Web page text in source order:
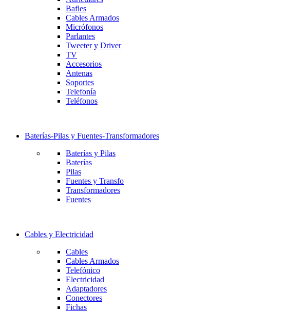
Bafles
Cables Armados
Micrófonos
Parlantes
Tweeter y Driver
TV
Accesorios
Antenas
Soportes
Telefonía
Teléfonos
Baterías-Pilas y Fuentes-Transformadores
Baterías y Pilas
Baterías
Pilas
Fuentes y Transfo
Transformadores
Fuentes
Cables y Electricidad
Cables
Cables Armados
Telefónico
Electricidad
Adaptadores
Conectores
Fichas